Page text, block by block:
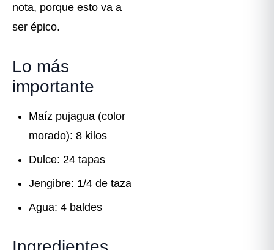
nota, porque esto va a
ser épico.
Lo más
importante
Maíz pujagua (color
morado): 8 kilos
Dulce: 24 tapas
Jengibre: 1/4 de taza
Agua: 4 baldes